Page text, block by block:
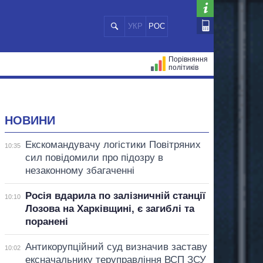
УКР РОС
Порівняння
політиків
НОВИНИ
10:35
Екскомандувачу логістики Повітряних
сил повідомили про підозру в
незаконному збагаченні
10:10
Росія вдарила по залізничній станції
Лозова на Харківщині, є загиблі та
поранені
10:02
Антикорупційний суд визначив заставу
ексначальнику теруправління ВСП ЗСУ